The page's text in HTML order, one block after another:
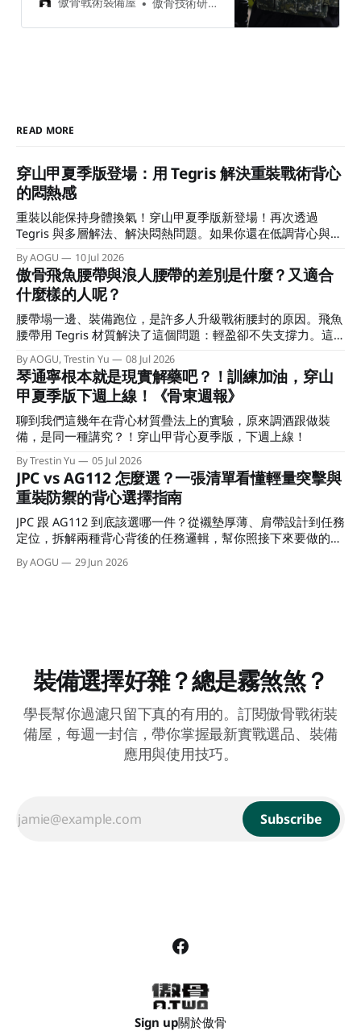
傲骨技術研究所
READ MORE
穿山甲夏季版登場：用 Tegris 解決重裝戰術背心
的悶熱感
重裝以能保持身體換氣！穿山甲夏季版新登場！再次透過
Tegris 與多層解法、解決悶熱問題。如果你還在低調背心與重
裝背心中觀望，這篇文章會幫助做出選擇！
By AOGU 10 Jul 2026
傲骨飛魚腰帶與浪人腰帶的差別是什麼？又適合
什麼樣的人呢？
腰帶塌一邊、裝備跑位，是許多人升級戰術腰封的原因。飛魚
腰帶用 Tegris 材質解決了這個問題：輕盈卻不失支撐力。這
篇文章告訴你它與浪人腰帶差在哪，以及哪一種扣具適合你。
By AOGU, Trestin Yu 08 Jul 2026
琴通寧根本就是現實解藥吧？！訓練加油，穿山
甲夏季版下週上線！《骨東週報》
聊到我們這幾年在背心材質疊法上的實驗，原來調酒跟做裝
備，是同一種講究？！穿山甲背心夏季版，下週上線！
By Trestin Yu 05 Jul 2026
JPC vs AG112 怎麼選？一張清單看懂輕量突擊與
重裝防禦的背心選擇指南
JPC 跟 AG112 到底該選哪一件？從襯墊厚薄、肩帶設計到任務
定位，拆解兩種背心背後的任務邏輯，幫你照接下來要做的
By AOGU 29 Jun 2026
裝備選擇好雜？總是霧煞煞？
學長幫你過濾只留下真的有用的。訂閱傲骨戰術裝
備屋，每週一封信，帶你掌握最新實戰選品、裝備
應用與使用技巧。
Subscribe
Sign up關於傲骨